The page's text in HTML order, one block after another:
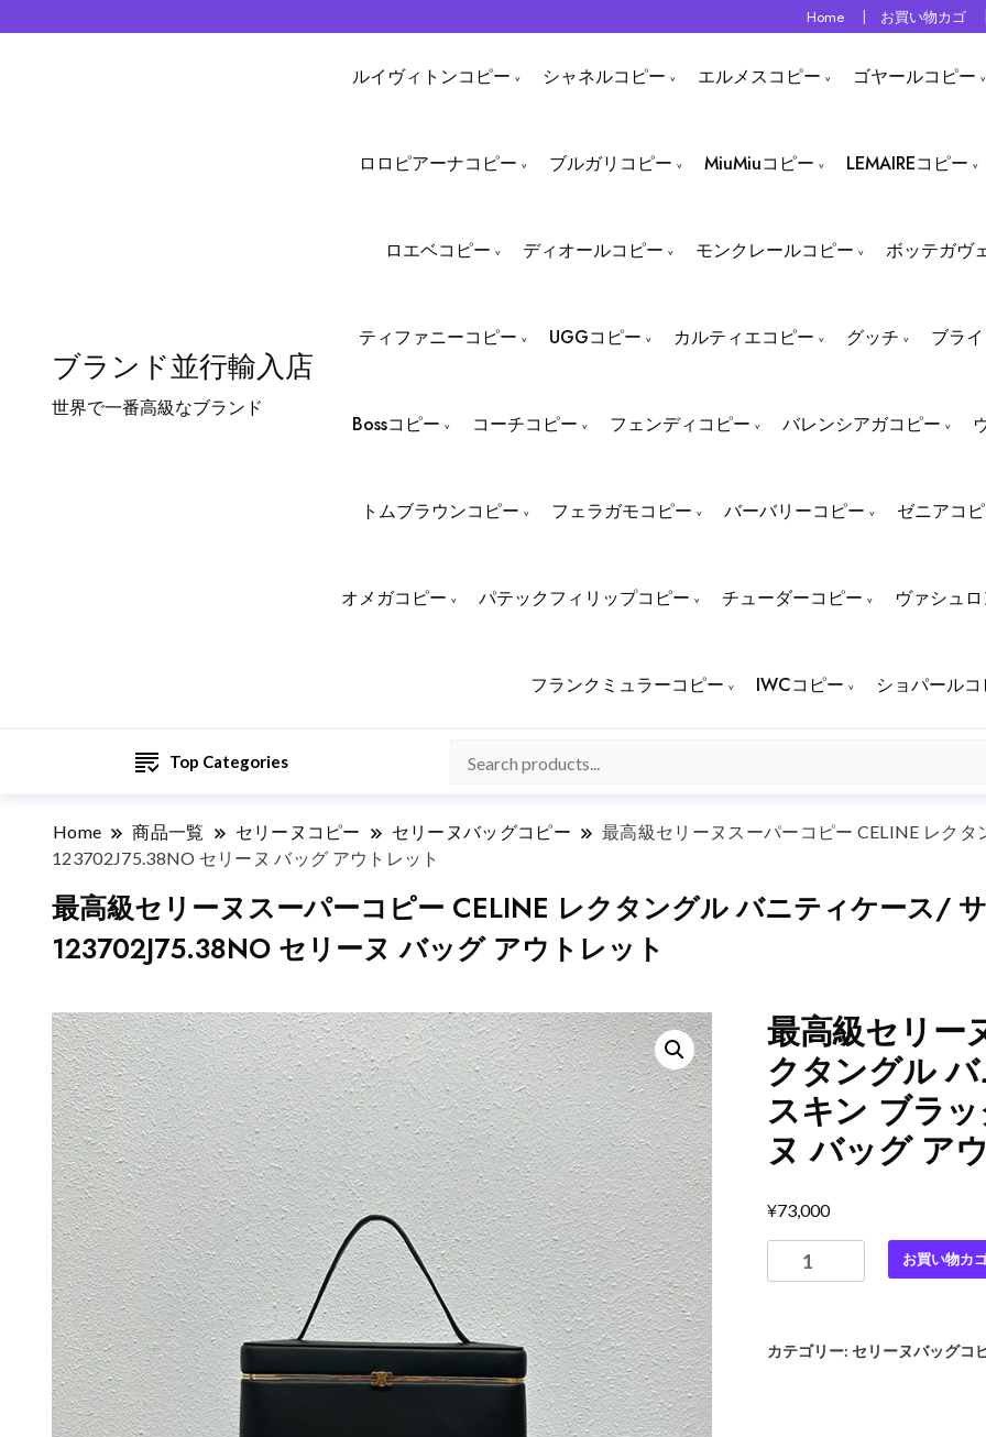
Home お買い物カゴ
ブランド並行輸入店
世界で一番高級なブランド
ルイヴィトンコピー シャネルコピー エルメスコピー ゴヤールコピー
ロロピアーナコピー ブルガリコピー MiuMiuコピー LEMAIREコピー
ロエベコピー ディオールコピー モンクレールコピー ボッテガヴ
ティファニーコピー UGGコピー カルティエコピー グッチ ブラ
Bossコピー コーチコピー フェンディコピー バレンシアガコピー
トムブラウンコピー フェラガモコピー バーバリーコピー ゼニアコ
オメガコピー パテックフィリップコピー チューダーコピー ヴァシュ
フランクミュラーコピー IWCコピー ショパール
Top Categories
Home 商品一覧 セリーヌコピー セリーヌバッグコピー
最高級セリーヌスーパーコピー CELINE レク
123702J75.38NO セリーヌ バッグ アウトレット
最高級セリーヌスーパーコピー CELINE レクタングル バニティケース/
123702J75.38NO セリーヌ バッグ アウトレット
最高級セリー
クタングル
スキン ブラ
ヌ バッグ ア
¥73,000
高
リ
お買い物カ
カテゴリー: セリーヌバッグコ